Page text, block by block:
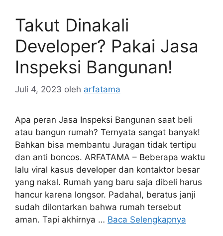
Takut Dinakali
Developer? Pakai Jasa
Inspeksi Bangunan!
Juli 4, 2023 oleh arfatama
Apa peran Jasa Inspeksi Bangunan saat beli
atau bangun rumah? Ternyata sangat banyak!
Bahkan bisa membantu Juragan tidak tertipu
dan anti boncos. ARFATAMA – Beberapa waktu
lalu viral kasus developer dan kontaktor besar
yang nakal. Rumah yang baru saja dibeli harus
hancur karena longsor. Padahal, beratus janji
sudah dilontarkan bahwa rumah tersebut
aman. Tapi akhirnya … Baca Selengkapnya